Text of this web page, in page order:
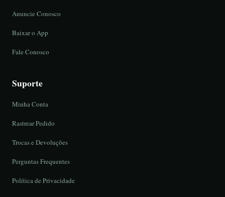
Anuncie Conosco
Baixar o App
Fale Conosco
Suporte
Minha Conta
Rastrear Pedido
Trocas e Devoluções
Perguntas Frequentes
Política de Privacidade